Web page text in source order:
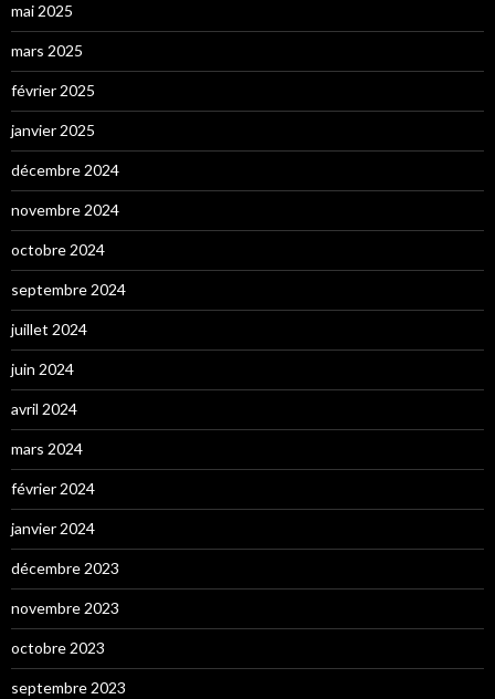
mai 2025
mars 2025
février 2025
janvier 2025
décembre 2024
novembre 2024
octobre 2024
septembre 2024
juillet 2024
juin 2024
avril 2024
mars 2024
février 2024
janvier 2024
décembre 2023
novembre 2023
octobre 2023
septembre 2023